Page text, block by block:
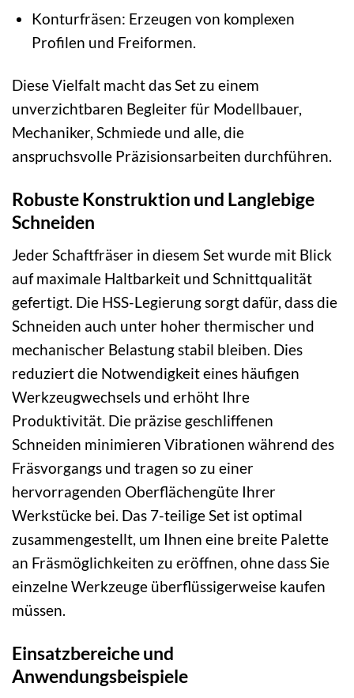
Konturfräsen: Erzeugen von komplexen
Profilen und Freiformen.
Diese Vielfalt macht das Set zu einem
unverzichtbaren Begleiter für Modellbauer,
Mechaniker, Schmiede und alle, die
anspruchsvolle Präzisionsarbeiten durchführen.
Robuste Konstruktion und Langlebige
Schneiden
Jeder Schaftfräser in diesem Set wurde mit Blick
auf maximale Haltbarkeit und Schnittqualität
gefertigt. Die HSS-Legierung sorgt dafür, dass die
Schneiden auch unter hoher thermischer und
mechanischer Belastung stabil bleiben. Dies
reduziert die Notwendigkeit eines häufigen
Werkzeugwechsels und erhöht Ihre
Produktivität. Die präzise geschliffenen
Schneiden minimieren Vibrationen während des
Fräsvorgangs und tragen so zu einer
hervorragenden Oberflächengüte Ihrer
Werkstücke bei. Das 7-teilige Set ist optimal
zusammengestellt, um Ihnen eine breite Palette
an Fräsmöglichkeiten zu eröffnen, ohne dass Sie
einzelne Werkzeuge überflüssigerweise kaufen
müssen.
Einsatzbereiche und
Anwendungsbeispiele